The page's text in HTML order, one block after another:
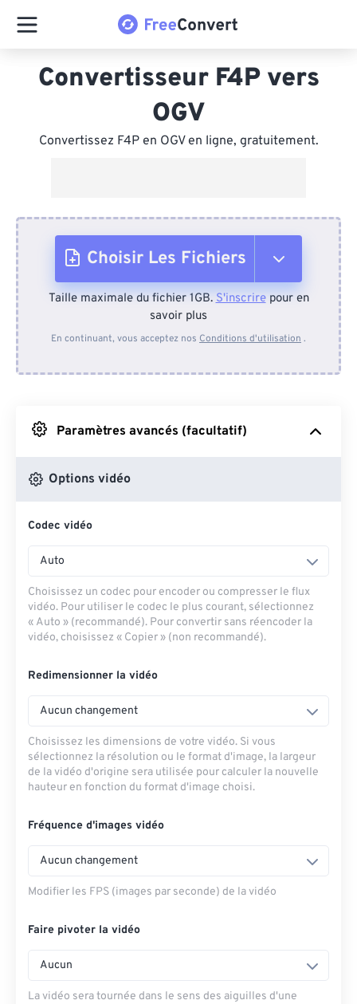
Convertisseur F4P vers
OGV
Convertissez F4P en OGV en ligne, gratuitement.
Choisir Les Fichiers
Depuis l'appareil
Depuis Google Drive
Depuis OneDrive
Taille maximale du fichier 1GB.S'inscrirepour en
savoir plus
En continuant, vous acceptez nos Conditions d'utilisation .
Paramètres avancés (facultatif)
Options vidéo
Codec vidéo
Auto
Choisissez un codec pour encoder ou compresser le flux
vidéo. Pour utiliser le codec le plus courant, sélectionnez
« Auto » (recommandé). Pour convertir sans réencoder la
vidéo, choisissez « Copier » (non recommandé).
Redimensionner la vidéo
Aucun changement
Choisissez les dimensions de votre vidéo. Si vous
sélectionnez la résolution ou le format d'image, la largeur
de la vidéo d'origine sera utilisée pour calculer la nouvelle
hauteur en fonction du format d'image choisi.
Fréquence d'images vidéo
Aucun changement
Modifier les FPS (images par seconde) de la vidéo
Faire pivoter la vidéo
Aucun
La vidéo sera tournée dans le sens des aiguilles d'une